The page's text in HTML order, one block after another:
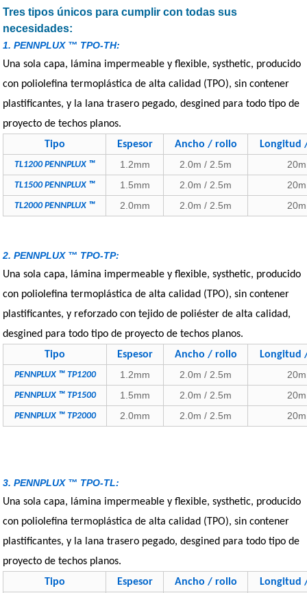
Tres tipos únicos para cumplir con todas sus
necesidades:
1. PENNPLUX ™ TPO-TH:
Una sola capa, lámina impermeable y flexible, systhetic, producido
con poliolefina termoplástica de alta calidad (TPO), sin contener
plastificantes, y la lana trasero pegado, desgined para todo tipo de
proyecto de techos planos.
Tipo
Espesor Ancho / rollo Longitud
TL1200 PENNPLUX ™ 1.2mm 2.0m / 2.5m 20m
TL1500 PENNPLUX ™ 1.5mm 2.0m / 2.5m 20m
TL2000 PENNPLUX ™ 2.0mm 2.0m / 2.5m 20m
2. PENNPLUX ™ TPO-TP:
Una sola capa, lámina impermeable y flexible, systhetic, producido
con poliolefina termoplástica de alta calidad (TPO), sin contener
plastificantes, y reforzado con tejido de poliéster de alta calidad,
desgined para todo tipo de proyecto de techos planos.
Tipo
Espesor Ancho / rollo Longitud
PENNPLUX ™ TP1200 1.2mm 2.0m / 2.5m 20m
PENNPLUX ™ TP1500 1.5mm 2.0m / 2.5m 20m
PENNPLUX ™ TP2000 2.0mm 2.0m / 2.5m 20m
3. PENNPLUX ™ TPO-TL:
Una sola capa, lámina impermeable y flexible, systhetic, producido
con poliolefina termoplástica de alta calidad (TPO), sin contener
plastificantes, y la lana trasero pegado, desgined para todo tipo de
proyecto de techos planos.
Tipo
Espesor Ancho / rollo Longitud